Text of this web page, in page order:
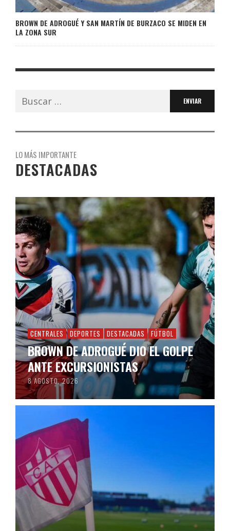
BROWN DE ADROGUÉ Y SAN MARTÍN DE BURZACO SE MIDEN EN
LA ZONA SUR
Buscar:
LO MÁS IMPORTANTE
DESTACADAS
CENTRALES DEPORTES DESTACADAS FÚTBOL
BROWN DE ADROGUÉ DIO EL GOLPE
ANTE EXCURSIONISTAS
8 AGOSTO, 2026